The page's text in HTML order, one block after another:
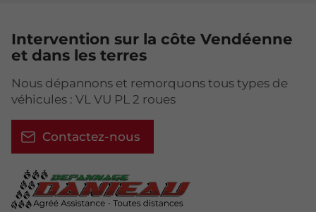
Intervention sur la côte Vendéenne
et dans les terres
Nous dépannons et remorquons tous types de
véhicules : VL VU PL 2 roues
Contactez-nous